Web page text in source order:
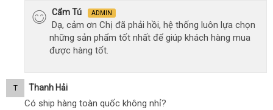
Cẩm Tú ADMIN
Dạ, cảm ơn Chị đã phải hồi, hệ thống luôn lựa chọn
những sản phẩm tốt nhất để giúp khách hàng mua
được hàng tốt.
T Thanh Hải
Có ship hàng toàn quốc không nhỉ?